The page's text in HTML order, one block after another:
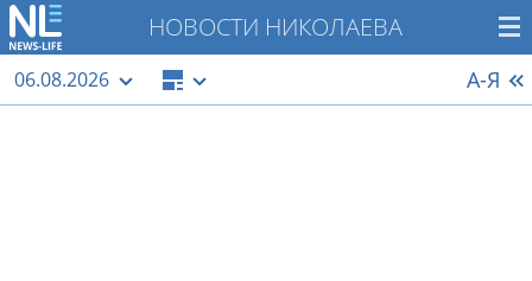
НОВОСТИ НИКОЛАЕВА
06.08.2026 А-Я